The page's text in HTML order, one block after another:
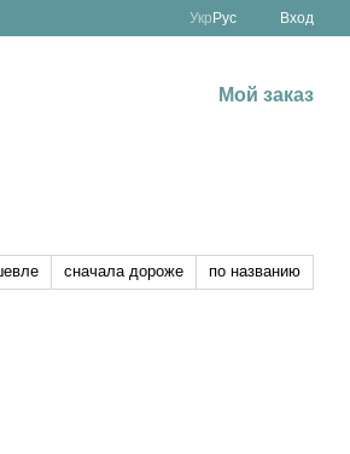
Укр Рус Вход
Мой заказ
сначала дороже по названию